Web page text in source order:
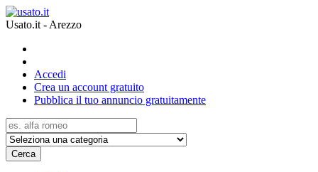
Usato.it - Arezzo
Accedi
Crea un account gratuito
Pubblica il tuo annuncio gratuitamente
Cerca